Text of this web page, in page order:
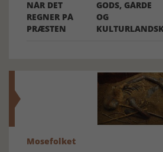
NÅR DET
REGNER PÅ
PRÆSTEN
GODS, GÅRDE
OG
Mosefolket